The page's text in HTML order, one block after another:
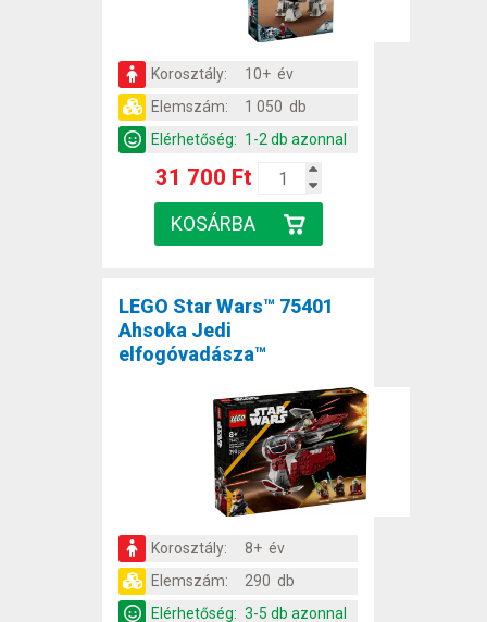
Korosztály:
10+ év
Elemszám:
1 050 db
Elérhetőség: 1-2 db azonnal
31 700 Ft
LEGO Star Wars™ 75401
Ahsoka Jedi
elfogóvadásza™
Korosztály:
8+ év
Elemszám:
290 db
Elérhetőség: 3-5 db azonnal